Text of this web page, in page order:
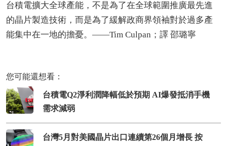
台積電擴大全球產能，不是為了在全球範圍推廣最先進
的晶片製造技術，而是為了緩解政商界領袖對於過多產
能集中在一地的擔憂。——Tim Culpan；譯 邵璐寧
您可能還想看：
台積電Q2淨利潤降幅低於預期 AI爆發抵消手機
需求減弱
台灣5月對美國晶片出口連續第26個月增長 按